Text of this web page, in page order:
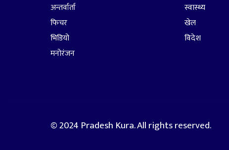
अन्तर्वार्ता
फिचर
भिडियो
मनोरंजन
स्वास्थ्य
खेल
विदेश
© 2024 Pradesh Kura. All rights reserved.